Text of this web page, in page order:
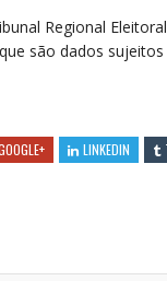
Regional
são dados
LINKEDIN